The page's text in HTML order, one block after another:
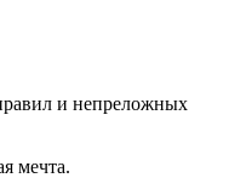
и непреложных
мечта.